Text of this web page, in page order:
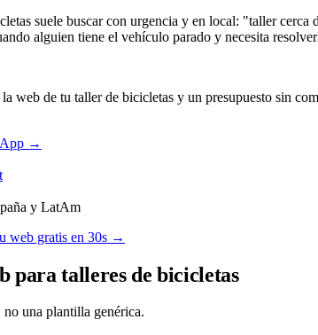
suele buscar con urgencia y en local: "taller
alguien tiene el vehículo parado y necesita
web de tu taller de bicicletas y un presupuesto sin
→
y LatAm
web gratis en 30s →
para talleres de bicicletas
no una plantilla genérica.